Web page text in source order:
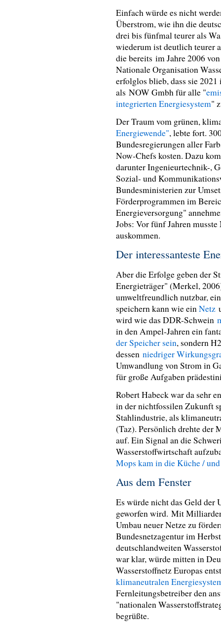
Einfach würde es nicht
Überstrom, wie ihn die
drei bis fünfmal teurer als
wiederum ist deutlich teurer
die bereits im Jahre 2006
Nationale Organisation
erfolglos blieb, dass sie
als NOW Gmbh für alle "
integrierten Energiesystem"
Der Traum vom grünen,
Energiewende", lebte fort.
Bundesregierungen aller
Now-Chefs kosten. Dazu
darunter Ingenieurtechnik-,
Sozial- und
Bundesministerien zur
Förderprogrammen im
Energieversorgung"
Jobs: Vor fünf Jahren
auskommen.
Der interessanteste
Aber die Erfolge geben der
Energieträger" (Merkel,
umweltfreundlich nutzbar,
speichern kann wie ein Netz
wird wie das DDR-Schwein
in den Ampel-Jahren ein
der Speicher sein, sondern
dessen niedriger
Umwandlung von Strom in
für große Aufgaben
Robert Habeck war da sehr
in der nichtfossilen Zukunft
Stahlindustrie, als
(Taz). Persönlich drehte der
auf. Ein Signal an die
Wasserstoffwirtschaft
Mops kam in die Küche /
Aus dem Fenster
Es würde nicht das Geld der
geworfen wird. Mit
Umbau neuer Netze zu
Bundesnetzagentur im
deutschlandweiten
war klar, würde mitten in
Wasserstoffnetz Europas
klimaneutralen
Fernleitungsbetreiber den
"nationalen
begrüßte.